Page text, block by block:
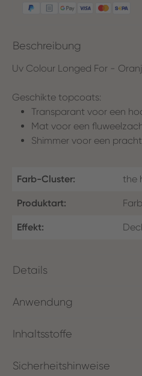
Beschreibung
Uv Colour Longed For -
Geschikte topcoats:
Transparant voor een
Mat voor een
Shimmer voor een
Farb-Cluster: the
Produktart:
Effekt:
Details
Anwendung
Inhaltsstoffe
Sicherheitshinweise